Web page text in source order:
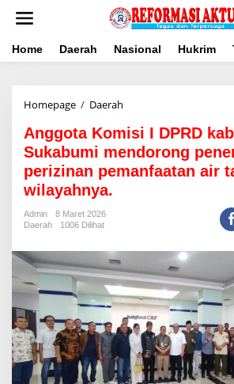
Home Daerah Nasional Hukrim
Homepage / Daerah
I
DPRD
kabupaten
Sukabumi
di
wilayahnya.
Anggota Komisi I DPRD
Sukabumi mendorong
perizinan pemanfaatan air
wilayahnya.
Admin
8 Maret 2026
Daerah
1006 Dilihat